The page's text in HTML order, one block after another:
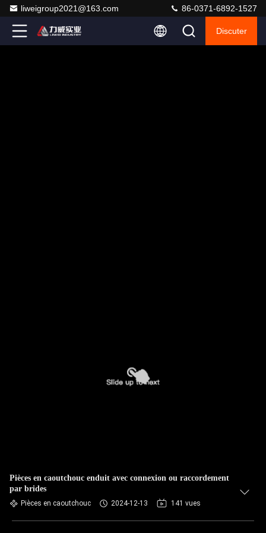
liweigroup2021@163.com 86-0371-6892-1527
Discuter
Pièces en caoutchouc enduit avec connexion ou raccordement
par brides
Pièces en caoutchouc 2024-12-13 141 vues